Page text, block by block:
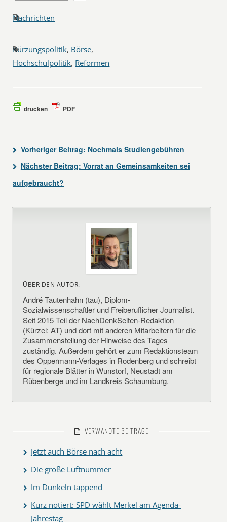
Nachrichten
Kürzungspolitik, Börse,
Hochschulpolitik, Reformen
drucken PDF
Vorheriger Beitrag: Nochmals Studiengebühren
Nächster Beitrag: Vorrat an Gemeinsamkeiten sei
aufgebraucht?
ÜBER DEN AUTOR:
André Tautenhahn (tau), Diplom-
Sozialwissenschaftler und Freiberuflicher Journalist.
Seit 2015 Teil der NachDenkSeiten-Redaktion
(Kürzel: AT) und dort mit anderen Mitarbeitern für die
Zusammenstellung der Hinweise des Tages
zuständig. Außerdem gehört er zum Redaktionsteam
des Oppermann-Verlages in Rodenberg und schreibt
für regionale Blätter in Wunstorf, Neustadt am
Rübenberge und im Landkreis Schaumburg.
VERWANDTE BEITRÄGE
Jetzt auch Börse nach acht
Die große Luftnummer
Im Dunkeln tappend
Kurz notiert: SPD wählt Merkel am Agenda-
Jahrestag